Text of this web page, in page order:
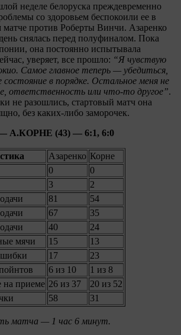
неделе белоруска преждевременно
со здоровьем беспокоили ее в
матче против Роберты Винчи. Азаренко
снялась перед полуфиналом. Пока
она постоянно испытывала
уверяет, все прошло: “Я чувствую
Самое главное теперь — убедиться,
состояние в порядке. Остальное меня не
ответственность или что-то другое”.
не разошлись, стартовый матч она
без каких-либо заморочек.
А.КОРНЕ (43) — 6:1, 6:0
Азаренко Корне
0
0
3
2
81
54
67
35
40
24
мячи
15
13
17
23
6 из 10
1 из 8
приеме 26 из 37
20 из 52
58 31
матча — 1 час 6 минут.